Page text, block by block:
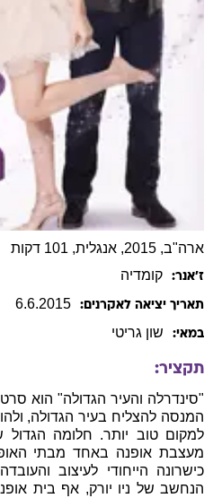
ארה"ב, 2015, אנגלית, 101 דקות
ז׳אנר: קומדיה
תאריך יציאה לאקרנים: 6.6.2015
במאי: שון גריטי
תקציר:
"סינדרלה והעיר הגדולה" הוא
המנסה להצליח בעיר הגדולה,
למקום טוב יותר. חלומה הגדול
מעצבת אופנה באחד מבתי
כישרונה הייחודי לעיצוב
הנחשב של ניו יורק, אף בית